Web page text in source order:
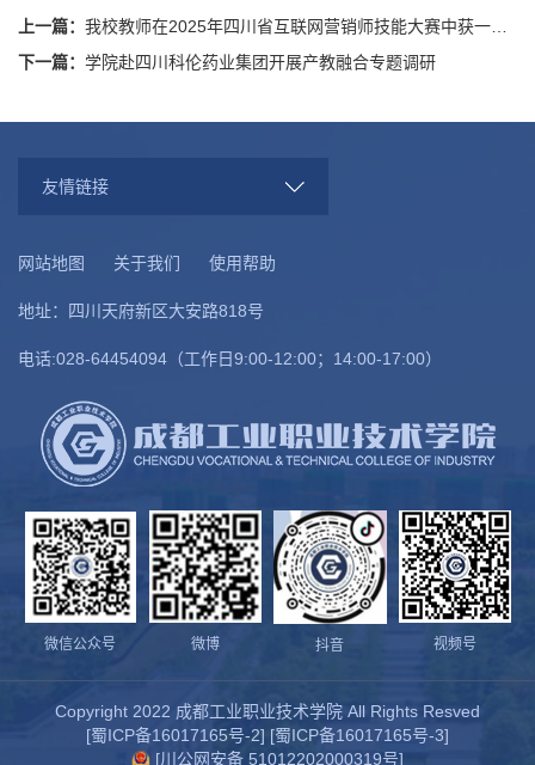
上一篇： 我校教师在2025年四川省互联网营销师技能大赛中获一等奖
下一篇： 学院赴四川科伦药业集团开展产教融合专题调研
友情链接
网站地图 关于我们 使用帮助
地址：四川天府新区大安路818号
电话:028-64454094（工作日9:00-12:00；14:00-17:00）
微信公众号 微博 抖音 视频号
Copyright 2022 成都工业职业技术学院 All Rights Resved
[蜀ICP备16017165号-2] [蜀ICP备16017165号-3]
[川公网安备 51012202000319号]